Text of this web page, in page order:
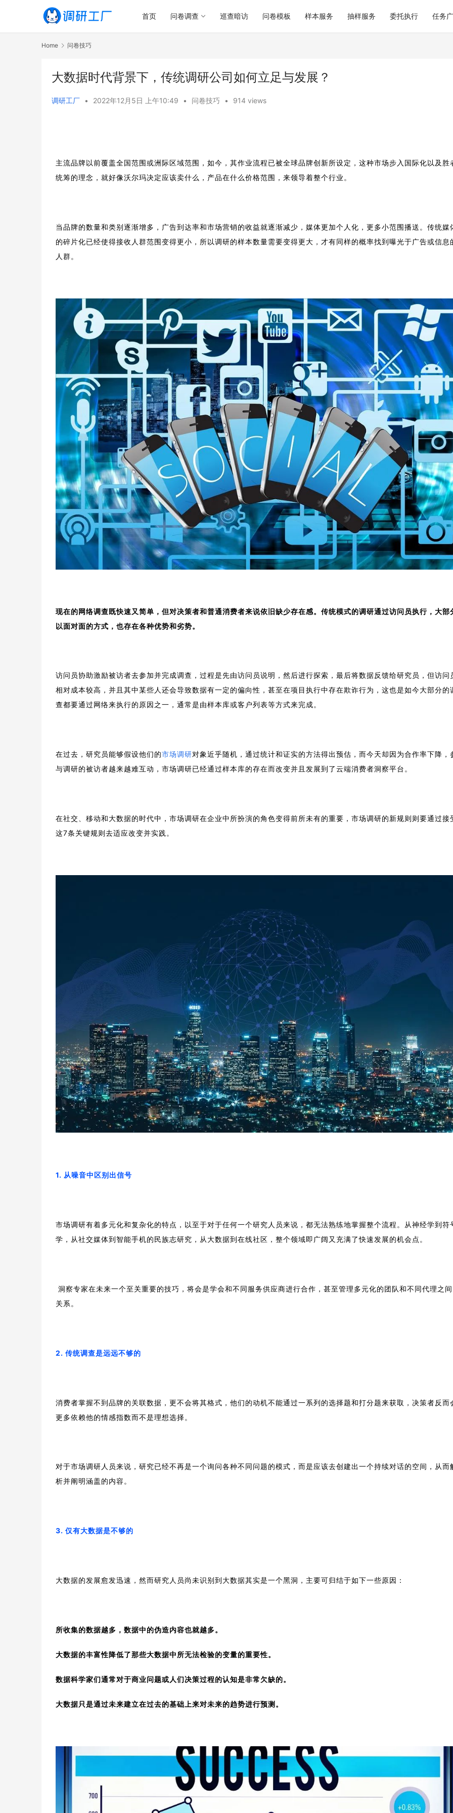
首页 问卷调查 巡查暗访 问卷模板 样本服务 抽样服务 委托执行 任务
Home 问卷技巧
大数据时代背景下，传统调研公司如何立足与发展？
调研工厂 • 2022年12月5日 上午10:49 • 问卷技巧 • 914 views
主流品牌以前覆盖全国范围或洲际区域范围，如今，其作业流程已被全球品牌创新所设定，这种市场步入国际化以及胜
统筹的理念，就好像沃尔玛决定应该卖什么，产品在什么价格范围，来领导着整个行业。
当品牌的数量和类别逐渐增多，广告到达率和市场营销的收益就逐渐减少，媒体更加个人化，更多小范围播送。 传统媒
的碎片化已经使得接收人群范围变得更小，所以调研的样本数量需要变得更大，才有同样的概率找到曝光于广告或信息
人群。
现在的网络调查既快速又简单，但对决策者和普通消费者来说依旧缺少存在感。传统模式的调研通过访问员执行，大部
以面对面的方式，也存在各种优势和劣势。
访问员协助激励被访者去参加并完成调查，过程是先由访问员说明，然后进行探索，最后将数据反馈给研究员，但访问
相对成本较高，并且其中某些人还会导致数据有一定的偏向性，甚至在项目执行中存在欺诈行为，这也是如今大部分的
查都要通过网络来执行的原因之一，通常是由样本库或客户列表等方式来完成。
在过去，研究员能够假设他们的市场调研对象近乎随机，通过统计和证实的方法得出预估，而今天却因为合作率下降，
与调研的被访者越来越难互动，市场调研已经通过样本库的存在而改变并且发展到了云端消费者洞察平台。
在社交、移动和大数据的时代中，市场调研在企业中所扮演的角色变得前所未有的重要， 市场调研的新规则则要通过接
这7条关键规则去适应改变并实践。
1. 从噪音中区别出信号
市场调研有着多元化和复杂化的特点，以至于对于任何一个研究人员来说，都无法熟练地掌握整个流程。从神经学到符
学，从社交媒体到智能手机的民族志研究，从大数据到在线社区，整个领域即广阔又充满了快速发展的机会点。
关系。
2. 传统调查是远远不够的
消费者掌握不到品牌的关联数据，更不会将其格式，他们的动机不能通过一系列的选择题和打分题来获取，决策者反而
更多依赖他的情感指数而不是理想选择。
对于市场调研人员来说，研究已经不再是一个询问各种不同问题的模式，而是应该去创建出一个持续对话的空间，从而
析并阐明涵盖的内容。
3. 仅有大数据是不够的
大数据的发展愈发迅速，然而研究人员尚未识别到大数据其实是一个黑洞，主要可归结于如下一些原因：
所收集的数据越多，数据中的伪造内容也就越多。
大数据的丰富性降低了那些大数据中所无法检验的变量的重要性。
数据科学家们通常对于商业问题或人们决策过程的认知是非常欠缺的。
大数据只是通过未来建立在过去的基础上来对未来的趋势进行预测。